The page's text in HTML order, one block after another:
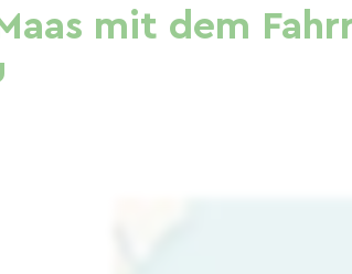
mit dem